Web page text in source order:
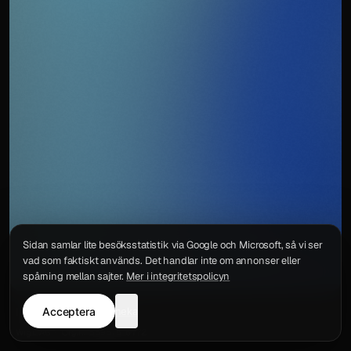
IntegritetspolicyKontakt
Sidan samlar lite besöksstatistik via Google och Microsoft, så vi ser
vad som faktiskt används. Det handlar inte om annonser eller
spårning mellan sajter. Mer i integritetspolicyn
Acceptera neka